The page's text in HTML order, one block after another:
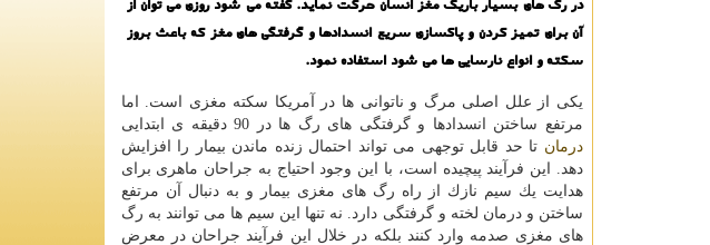
آن برای تمیز كردن و پاكسازی سریع انسدادها و گرفتگی های مغز كه باعث بروز
سكته و انواع نارسایی ها می شود استفاده نمود.
یكی از علل اصلی مرگ و ناتوانی ها در آمریكا سكته مغزی است. اما
مرتفع ساختن انسدادها و گرفتگی های رگ ها در 90 دقیقه ی ابتدایی
درمان تا حد قابل توجهی می تواند احتمال زنده ماندن بیمار را افزایش
دهد. این فرآیند پیچیده است، با این وجود احتیاج به جراحان ماهری برای
هدایت یك سیم نازك از راه رگ های مغزی بیمار و به دنبال آن مرتفع
ساختن و درمان لخته و گرفتگی دارد. نه تنها این سیم ها می توانند به رگ
های مغزی صدمه وارد كنند بلكه در خلال این فرآیند جراحان در معرض